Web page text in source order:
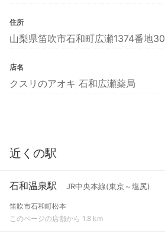
住所
山梨県笛吹市石和町広瀬1374番地30
店名
クスリのアオキ 石和広瀬薬局
近くの駅
石和温泉駅 JR中央本線(東京～塩尻)
笛吹市石和町松本
このページの店舗から 1.8 km